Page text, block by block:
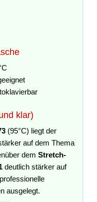
klar)
(95°C) liegt der
auf dem Thema
dem Stretch-
deutlich stärker auf
ausgelegt.